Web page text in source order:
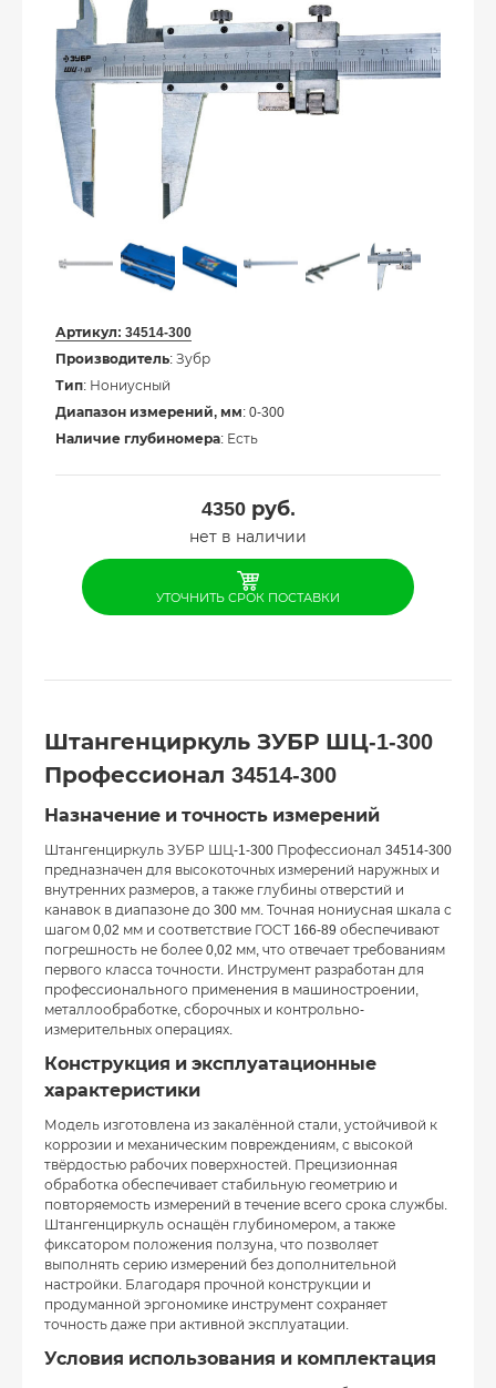
Артикул: 34514-300
Производитель: Зубр
Тип: Нониусный
Диапазон измерений, мм: 0-300
Наличие глубиномера: Есть
4350руб.
нет в наличии
УТОЧНИТЬ СРОК ПОСТАВКИ
Штангенциркуль ЗУБР ШЦ-1-300
Профессионал 34514-300
Назначение и точность измерений
Штангенциркуль ЗУБР ШЦ-1-300 Профессионал 34514-300
предназначен для высокоточных измерений наружных и
внутренних размеров, а также глубины отверстий и
канавок в диапазоне до 300 мм. Точная нониусная шкала с
шагом 0,02 мм и соответствие ГОСТ 166-89 обеспечивают
погрешность не более 0,02 мм, что отвечает требованиям
первого класса точности. Инструмент разработан для
профессионального применения в машиностроении,
металлообработке, сборочных и контрольно-
измерительных операциях.
Конструкция и эксплуатационные
характеристики
Модель изготовлена из закалённой стали, устойчивой к
коррозии и механическим повреждениям, с высокой
твёрдостью рабочих поверхностей. Прецизионная
обработка обеспечивает стабильную геометрию и
повторяемость измерений в течение всего срока службы.
Штангенциркуль оснащён глубиномером, а также
фиксатором положения ползуна, что позволяет
выполнять серию измерений без дополнительной
настройки. Благодаря прочной конструкции и
продуманной эргономике инструмент сохраняет
точность даже при активной эксплуатации.
Условия использования и комплектация